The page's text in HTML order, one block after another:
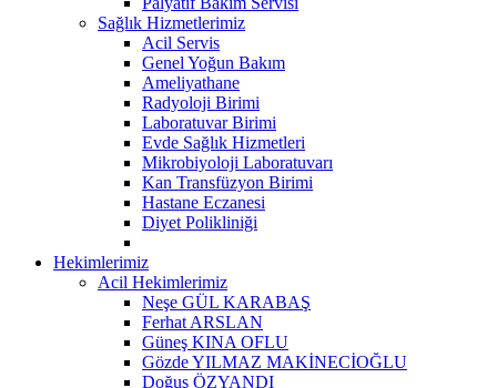
Sağlık Hizmetlerimiz
Acil Servis
Genel Yoğun Bakım
Ameliyathane
Radyoloji Birimi
Laboratuvar Birimi
Evde Sağlık Hizmetleri
Mikrobiyoloji Laboratuvarı
Kan Transfüzyon Birimi
Hastane Eczanesi
Diyet Polikliniği
Hekimlerimiz
Acil Hekimlerimiz
Neşe GÜL KARABAŞ
Ferhat ARSLAN
Güneş KINA OFLU
Gözde YILMAZ MAKİNECİOĞLU
Doğuş ÖZYANDI